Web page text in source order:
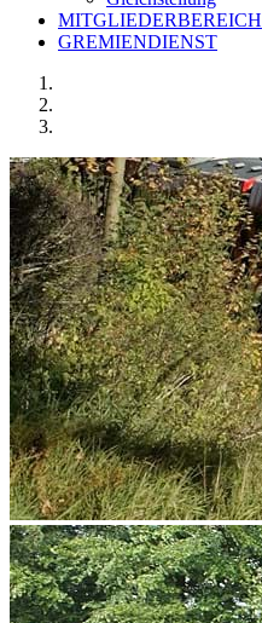
MITGLIEDERBEREICH
GREMIENDIENST